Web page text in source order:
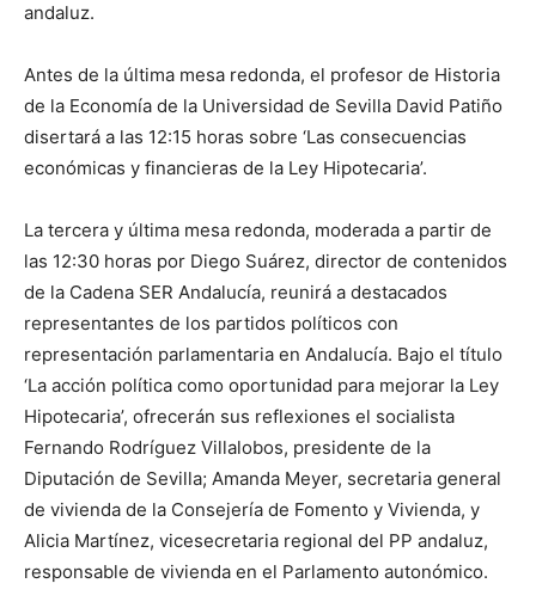
andaluz.
Antes de la última mesa redonda, el profesor de Historia
de la Economía de la Universidad de Sevilla David Patiño
disertará a las 12:15 horas sobre ‘Las consecuencias
económicas y financieras de la Ley Hipotecaria’.
La tercera y última mesa redonda, moderada a partir de
las 12:30 horas por Diego Suárez, director de contenidos
de la Cadena SER Andalucía, reunirá a destacados
representantes de los partidos políticos con
representación parlamentaria en Andalucía. Bajo el título
‘La acción política como oportunidad para mejorar la Ley
Hipotecaria’, ofrecerán sus reflexiones el socialista
Fernando Rodríguez Villalobos, presidente de la
Diputación de Sevilla; Amanda Meyer, secretaria general
de vivienda de la Consejería de Fomento y Vivienda, y
Alicia Martínez, vicesecretaria regional del PP andaluz,
responsable de vivienda en el Parlamento autonómico.